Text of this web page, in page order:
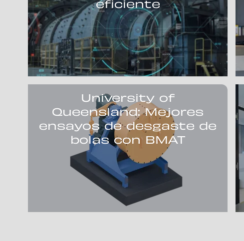
eficiente
University of
Queensland: Mejores
ensayos de desgaste de
bolas con BMAT